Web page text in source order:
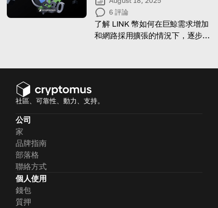
6 評論
了解 LINK 幣如何在巨鯨需求增加
和網路採用擴張的情況下，逐步逼
社區、可靠性、動力、支持。
公司
家
品牌指南
部落格
聯絡方式
個人使用
錢包
質押